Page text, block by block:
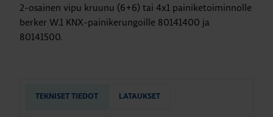
2-osainen vipu kruunu (6+6) tai 4x1 painiketoiminnolle
berker W.1 KNX-painikerungoille 80141400 ja
80141500.
TEKNISET TIEDOT LATAUKSET